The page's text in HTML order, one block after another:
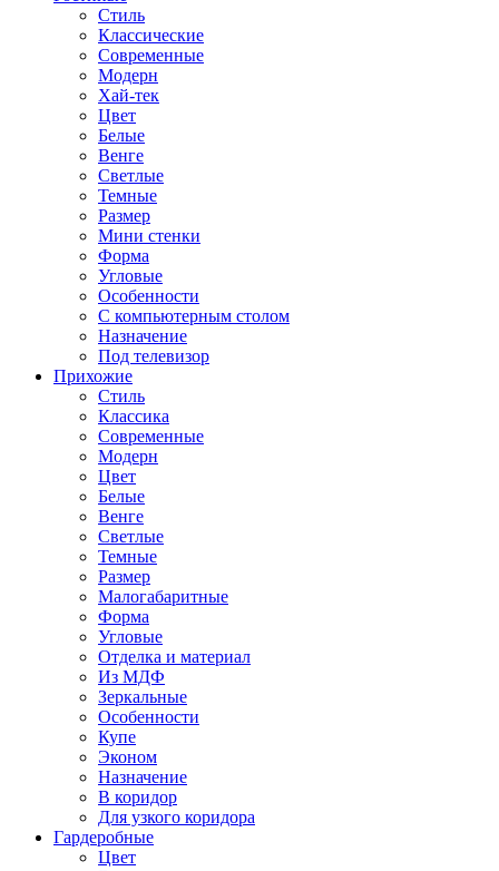
Стиль
Классические
Современные
Модерн
Хай-тек
Цвет
Белые
Венге
Светлые
Темные
Размер
Мини стенки
Форма
Угловые
Особенности
С компьютерным столом
Назначение
Под телевизор
Прихожие
Стиль
Классика
Современные
Модерн
Цвет
Белые
Венге
Светлые
Темные
Размер
Малогабаритные
Форма
Угловые
Отделка и материал
Из МДФ
Зеркальные
Особенности
Купе
Эконом
Назначение
В коридор
Для узкого коридора
Гардеробные
Цвет